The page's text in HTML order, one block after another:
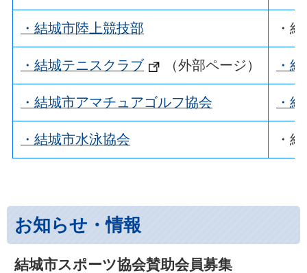
・結城市陸上競技部 ・
・結城テニスクラブ （外部ページ） ・
・結城市アマチュアゴルフ協会 ・
・結城市水泳協会 ・
お知らせ・情報
結城市スポーツ協会賛助会員募集